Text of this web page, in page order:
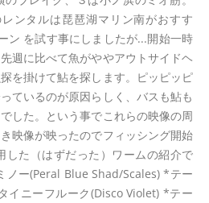
ンタルは琵琶湖マリン南がおすす
ン を試す事にしましたが...開始一時
週に比べて魚がややアウトサイドヘ
を掛けて鮎を探します。ピッピッピ
ているのが原因らしく、バスも鮎も
した。という事でこれらの映像の周
映像が映ったのでフィッシング開始
した（はずだった）ワームの紹介で
ノー(Peral Blue Shad/Scales) *テー
イニーフルーク(Disco Violet) *テー